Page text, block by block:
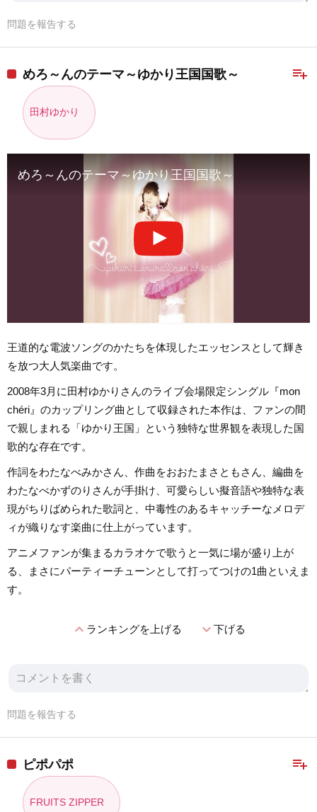
問題を報告する
playlist_add
めろ～んのテーマ～ゆかり王国国歌～
田村ゆかり
めろ～んのテーマ～ゆかり王国国歌～
王道的な電波ソングのかたちを体現したエッセンスとして輝き
を放つ大人気楽曲です。
2008年3月に田村ゆかりさんのライブ会場限定シングル『mon
chéri』のカップリング曲として収録された本作は、ファンの間
で親しまれる「ゆかり王国」という独特な世界観を表現した国
歌的な存在です。
作詞をわたなべみかさん、作曲をおおたまさともさん、編曲を
わたなべかずのりさんが手掛け、可愛らしい擬音語や独特な表
現がちりばめられた歌詞と、中毒性のあるキャッチーなメロデ
ィが織りなす楽曲に仕上がっています。
アニメファンが集まるカラオケで歌うと一気に場が盛り上が
る、まさにパーティーチューンとして打ってつけの1曲といえま
す。
expand_lessランキングを上げる expand_more下げる
問題を報告する
playlist_add
ピポパポ
FRUITS ZIPPER